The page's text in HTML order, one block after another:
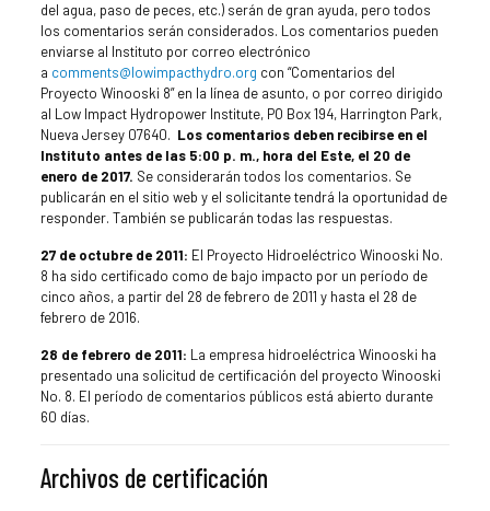
del agua, paso de peces, etc.) serán de gran ayuda, pero todos
los comentarios serán considerados. Los comentarios pueden
enviarse al Instituto por correo electrónico
a comments@lowimpacthydro.org con “Comentarios del
Proyecto Winooski 8” en la línea de asunto, o por correo dirigido
al Low Impact Hydropower Institute, PO Box 194, Harrington Park,
Nueva Jersey 07640. Los comentarios deben recibirse en el
Instituto antes de las 5:00 p. m., hora del Este, el 20 de
enero de 2017. Se considerarán todos los comentarios. Se
publicarán en el sitio web y el solicitante tendrá la oportunidad de
responder. También se publicarán todas las respuestas.
27 de octubre de 2011: El Proyecto Hidroeléctrico Winooski No.
8 ha sido certificado como de bajo impacto por un período de
cinco años, a partir del 28 de febrero de 2011 y hasta el 28 de
febrero de 2016.
28 de febrero de 2011: La empresa hidroeléctrica Winooski ha
presentado una solicitud de certificación del proyecto Winooski
No. 8. El período de comentarios públicos está abierto durante
60 días.
Archivos de certificación